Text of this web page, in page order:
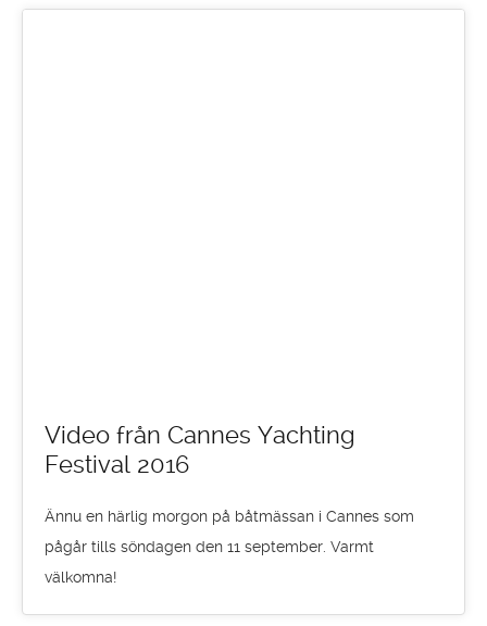
Video från Cannes Yachting
Festival 2016
Ännu en härlig morgon på båtmässan i Cannes som
pågår tills söndagen den 11 september. Varmt
välkomna!